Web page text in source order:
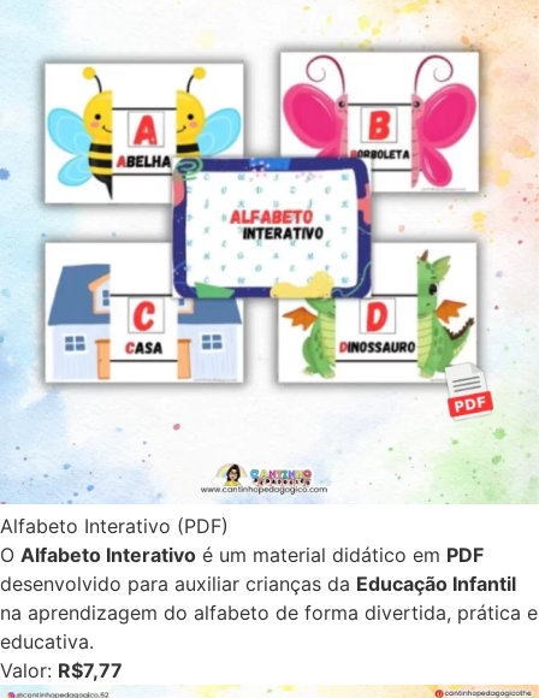
Alfabeto Interativo (PDF)
O Alfabeto Interativo é um material didático em PDF
desenvolvido para auxiliar crianças da Educação Infantil
na aprendizagem do alfabeto de forma divertida, prática e
educativa.
Valor: R$7,77